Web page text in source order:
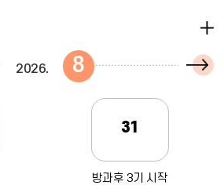
2026 8
다
31
방과후 3기 시작
더
보
기